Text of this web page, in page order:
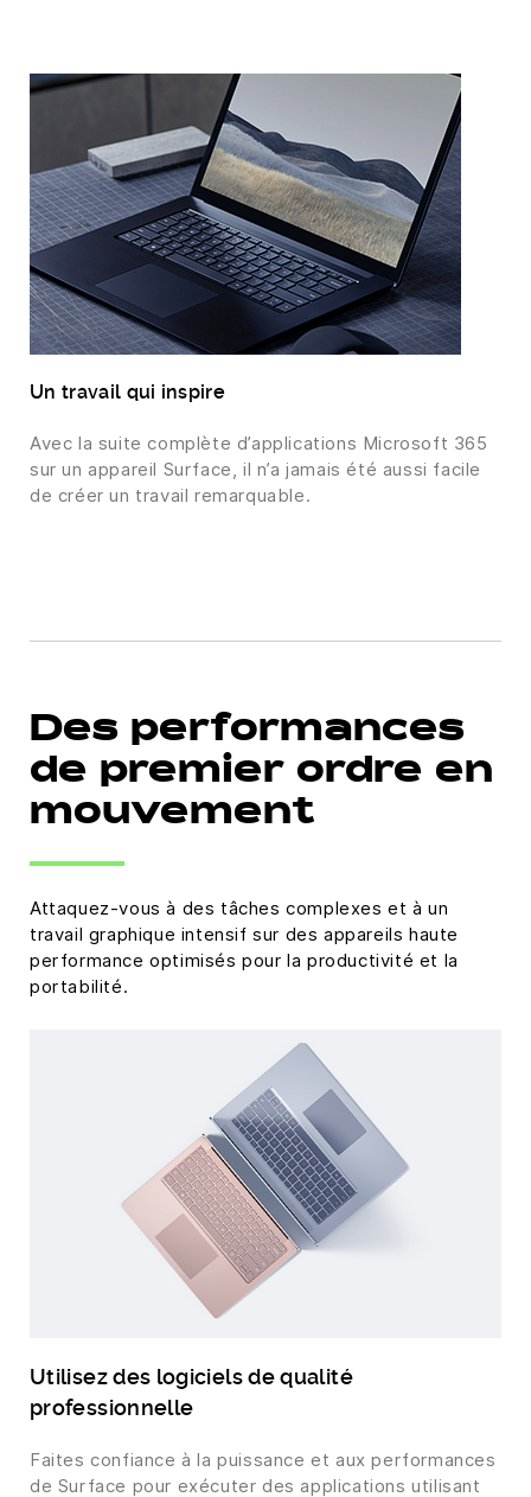
Un travail qui inspire
Avec la suite complète d’applications Microsoft 365
sur un appareil Surface, il n’a jamais été aussi facile
de créer un travail remarquable.
Des performances
de premier ordre en
mouvement
Attaquez-vous à des tâches complexes et à un
travail graphique intensif sur des appareils haute
performance optimisés pour la productivité et la
portabilité.
Utilisez des logiciels de qualité
professionnelle
Faites confiance à la puissance et aux performances
de Surface pour exécuter des applications utilisant